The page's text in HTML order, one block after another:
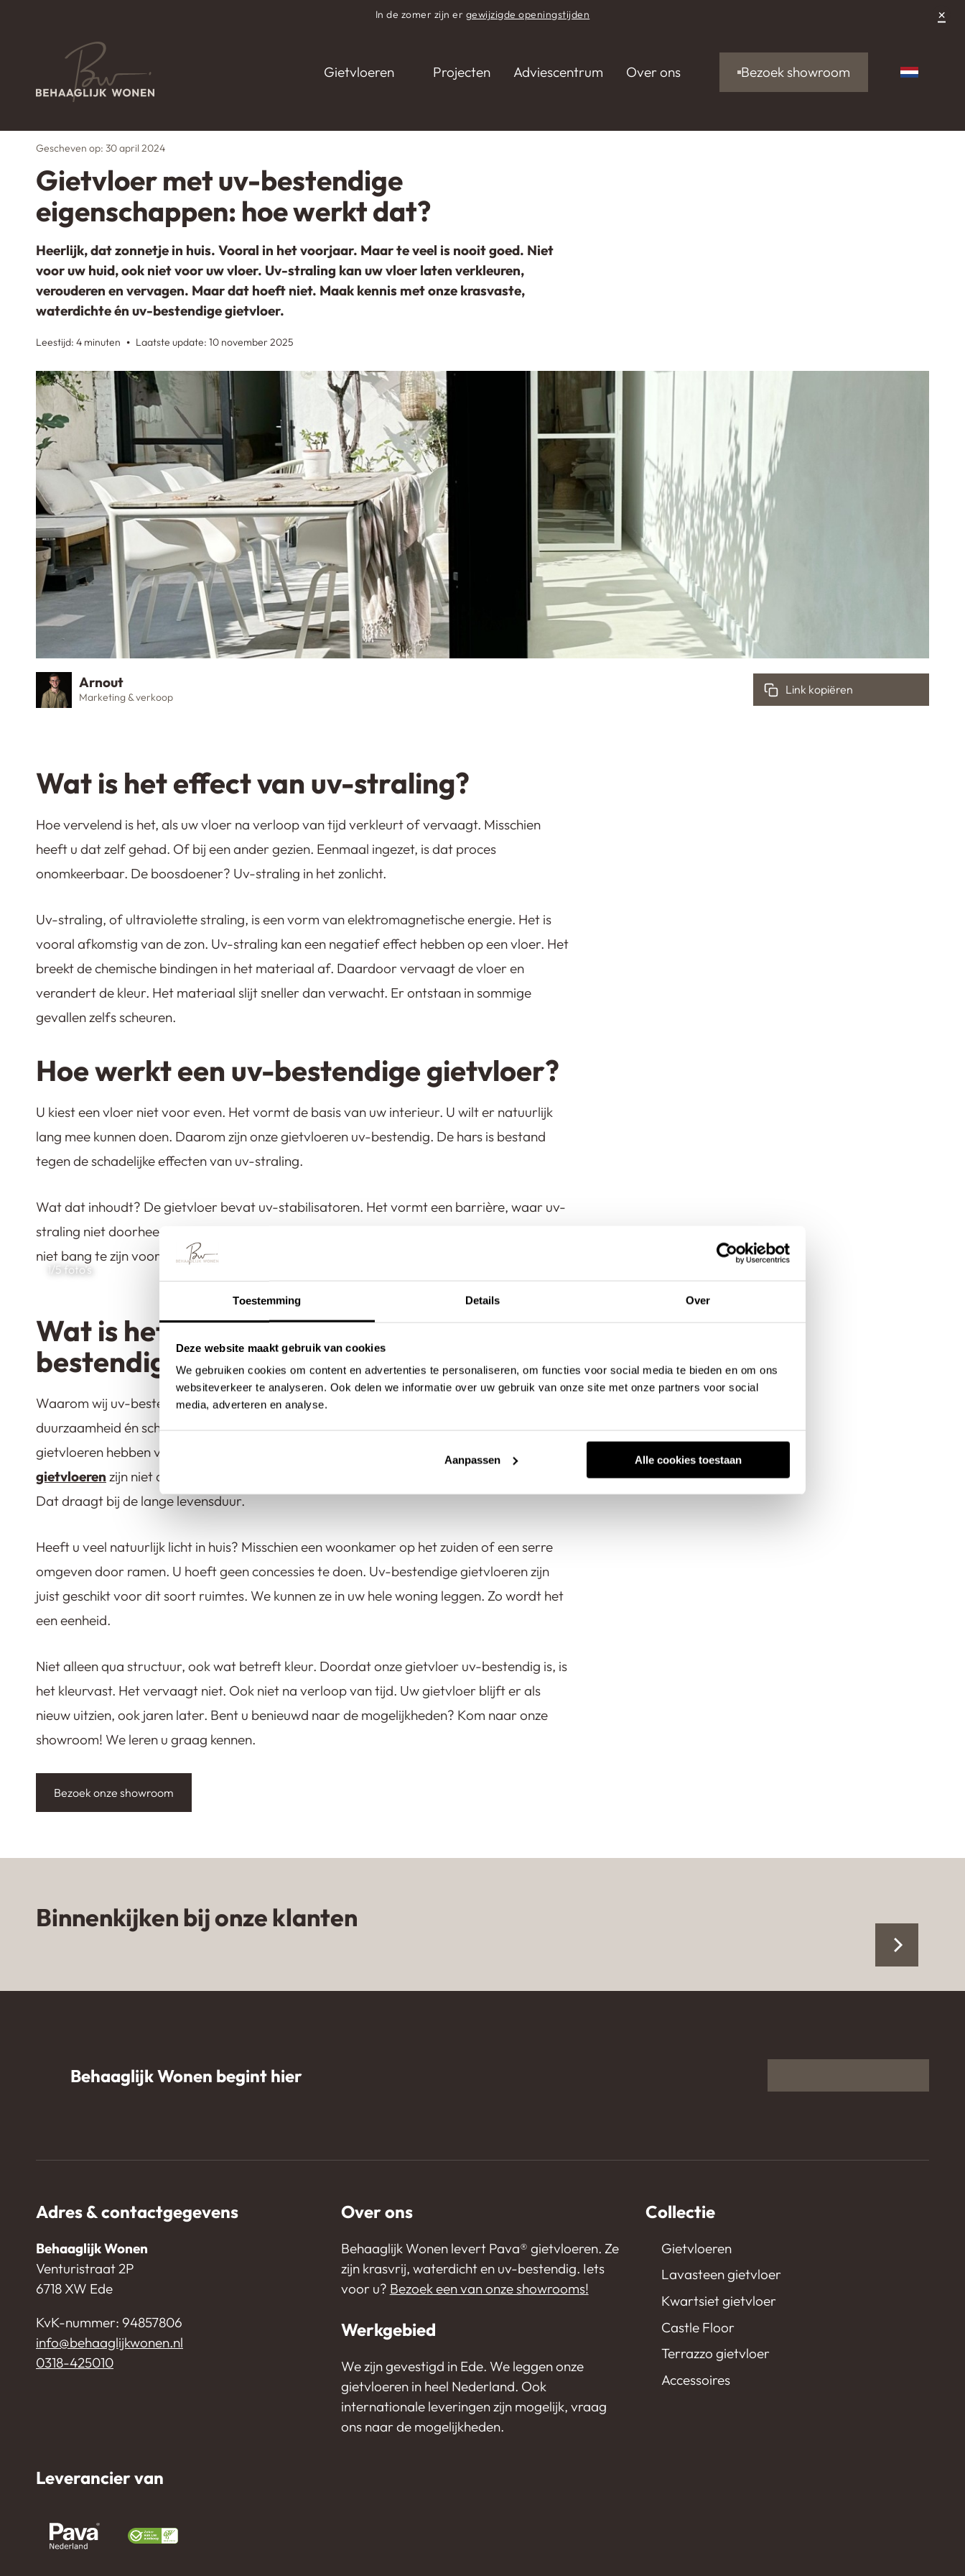
Toestemming Details Over
Deze website maakt gebruik van cookies
We gebruiken cookies om content en advertenties te personaliseren, om functies voor social media te bieden en om ons
websiteverkeer te analyseren. Ook delen we informatie over uw gebruik van onze site met onze partners voor social
media, adverteren en analyse.
Aanpassen Alle cookies toestaan
×
In de zomer zijn er gewijzigde openingstijden
Gietvloeren Projecten Adviescentrum Over ons
Bezoek showroom
Gescheven op: 30 april 2024
Gietvloer met uv-bestendige
eigenschappen: hoe werkt dat?
Heerlijk, dat zonnetje in huis. Vooral in het voorjaar. Maar te veel is nooit goed. Niet
voor uw huid, ook niet voor uw vloer. Uv-straling kan uw vloer laten verkleuren,
verouderen en vervagen. Maar dat hoeft niet. Maak kennis met onze krasvaste,
waterdichte én uv-bestendige gietvloer.
Leestijd: 4 minuten Laatste update: 10 november 2025
Arnout
Marketing & verkoop
Wat is het effect van uv-straling?
Hoe vervelend is het, als uw vloer na verloop van tijd verkleurt of vervaagt. Misschien
heeft u dat zelf gehad. Of bij een ander gezien. Eenmaal ingezet, is dat proces
onomkeerbaar. De boosdoener? Uv-straling in het zonlicht.
Uv-straling, of ultraviolette straling, is een vorm van elektromagnetische energie. Het is
vooral afkomstig van de zon. Uv-straling kan een negatief effect hebben op een vloer. Het
breekt de chemische bindingen in het materiaal af. Daardoor vervaagt de vloer en
verandert de kleur. Het materiaal slijt sneller dan verwacht. Er ontstaan in sommige
gevallen zelfs scheuren.
Hoe werkt een uv-bestendige gietvloer?
U kiest een vloer niet voor even. Het vormt de basis van uw interieur. U wilt er natuurlijk
lang mee kunnen doen. Daarom zijn onze gietvloeren uv-bestendig. De hars is bestand
tegen de schadelijke effecten van uv-straling.
Wat dat inhoudt? De gietvloer bevat uv-stabilisatoren. Het vormt een barrière, waar uv-
straling niet doorheen komt. Wordt de vloer blootgesteld aan veel zonlicht? Dan hoeft u
niet bang te zijn voor verkleuring, vervaging of scheurvorming.
/5 foto’s
Wat is het voordeel van een uv-
bestendige gietvloer?
Waarom wij uv-bestendige gietvloeren verkopen? Het draagt bij aan onze visie:
duurzaamheid én schoonheid creëren in huis. De uv-bestendige eigenschappen van onze
gietvloeren hebben veel voordelen. Het maakt ze allereerst een praktische keuze.
gietvloeren zijn niet alleen bestand tegen uv-straling. Ze zijn ook waterdicht en krasvrij.
Dat draagt bij de lange levensduur.
Heeft u veel natuurlijk licht in huis? Misschien een woonkamer op het zuiden of een serre
omgeven door ramen. U hoeft geen concessies te doen. Uv-bestendige gietvloeren zijn
juist geschikt voor dit soort ruimtes. We kunnen ze in uw hele woning leggen. Zo wordt het
een eenheid.
Niet alleen qua structuur, ook wat betreft kleur. Doordat onze gietvloer uv-bestendig is, is
het kleurvast. Het vervaagt niet. Ook niet na verloop van tijd. Uw gietvloer blijft er als
nieuw uitzien, ook jaren later. Bent u benieuwd naar de mogelijkheden? Kom naar onze
showroom! We leren u graag kennen.
Bezoek onze showroom
Binnenkijken bij onze klanten
woning van influencer
Emmeloord
Kijkduin
Behaaglijk Wonen begint hier
Adres & contactgegevens
Behaaglijk Wonen
Venturistraat 2P
6718 XW Ede
KvK-nummer: 94857806
info@behaaglijkwonen.nl
0318-425010
Leverancier van
Over ons
Behaaglijk Wonen levert Pava®️ gietvloeren. Ze
zijn krasvrij, waterdicht en uv-bestendig. Iets
voor u? Bezoek een van onze showrooms!
Werkgebied
We zijn gevestigd in Ede. We leggen onze
gietvloeren in heel Nederland. Ook
internationale leveringen zijn mogelijk, vraag
ons naar de mogelijkheden.
Collectie
Gietvloeren
Lavasteen gietvloer
Kwartsiet gietvloer
Castle Floor
Terrazzo gietvloer
Accessoires